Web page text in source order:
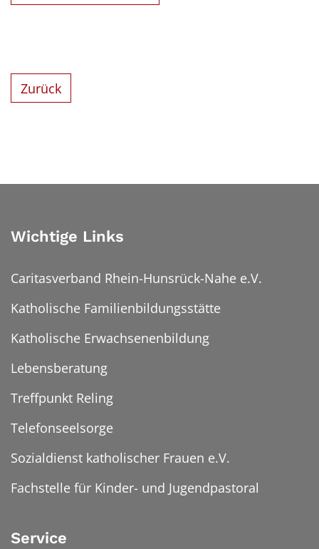
Zurück
Wichtige Links
Caritasverband Rhein-Hunsrück-Nahe e.V.
Katholische Familienbildungsstätte
Katholische Erwachsenenbildung
Lebensberatung
Treffpunkt Reling
Telefonseelsorge
Sozialdienst katholischer Frauen e.V.
Fachstelle für Kinder- und Jugendpastoral
Service